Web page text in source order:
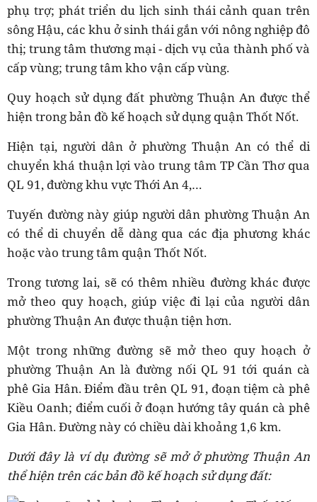
phụ trợ; phát triển du lịch sinh thái cảnh quan trên
sông Hậu, các khu ở sinh thái gắn với nông nghiệp đô
thị; trung tâm thương mại - dịch vụ của thành phố và
cấp vùng; trung tâm kho vận cấp vùng.
Quy hoạch sử dụng đất phường Thuận An được thể
hiện trong bản đồ kế hoạch sử dụng quận Thốt Nốt.
Hiện tại, người dân ở phường Thuận An có thể di
chuyển khá thuận lợi vào trung tâm TP Cần Thơ qua
QL 91, đường khu vực Thới An 4,…
Tuyến đường này giúp người dân phường Thuận An
có thể di chuyển dễ dàng qua các địa phương khác
hoặc vào trung tâm quận Thốt Nốt.
Trong tương lai, sẽ có thêm nhiều đường khác được
mở theo quy hoạch, giúp việc đi lại của người dân
phường Thuận An được thuận tiện hơn.
Một trong những đường sẽ mở theo quy hoạch ở
phường Thuận An là đường nối QL 91 tới quán cà
phê Gia Hân. Điểm đầu trên QL 91, đoạn tiệm cà phê
Kiều Oanh; điểm cuối ở đoạn hướng tây quán cà phê
Gia Hân. Đường này có chiều dài khoảng 1,6 km.
Dưới đây là ví dụ đường sẽ mở ở phường Thuận An
thể hiện trên các bản đồ kế hoạch sử dụng đất: